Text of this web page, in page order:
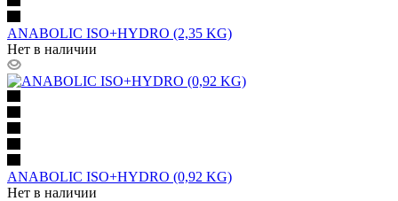
ANABOLIC ISO+HYDRO (2,35 KG)
Нет в наличии
ANABOLIC ISO+HYDRO (0,92 KG)
Нет в наличии